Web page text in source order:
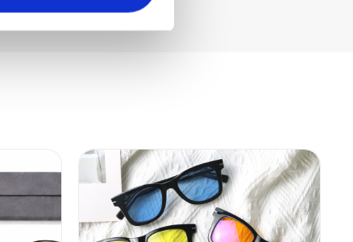
Add to
Add to
wishlist